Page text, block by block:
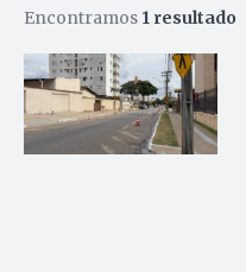
Encontramos 1 resultado